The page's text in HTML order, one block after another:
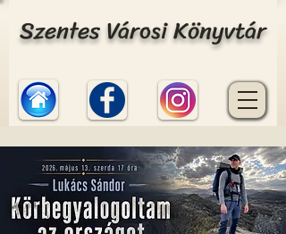
Szentes Városi Könyvtár